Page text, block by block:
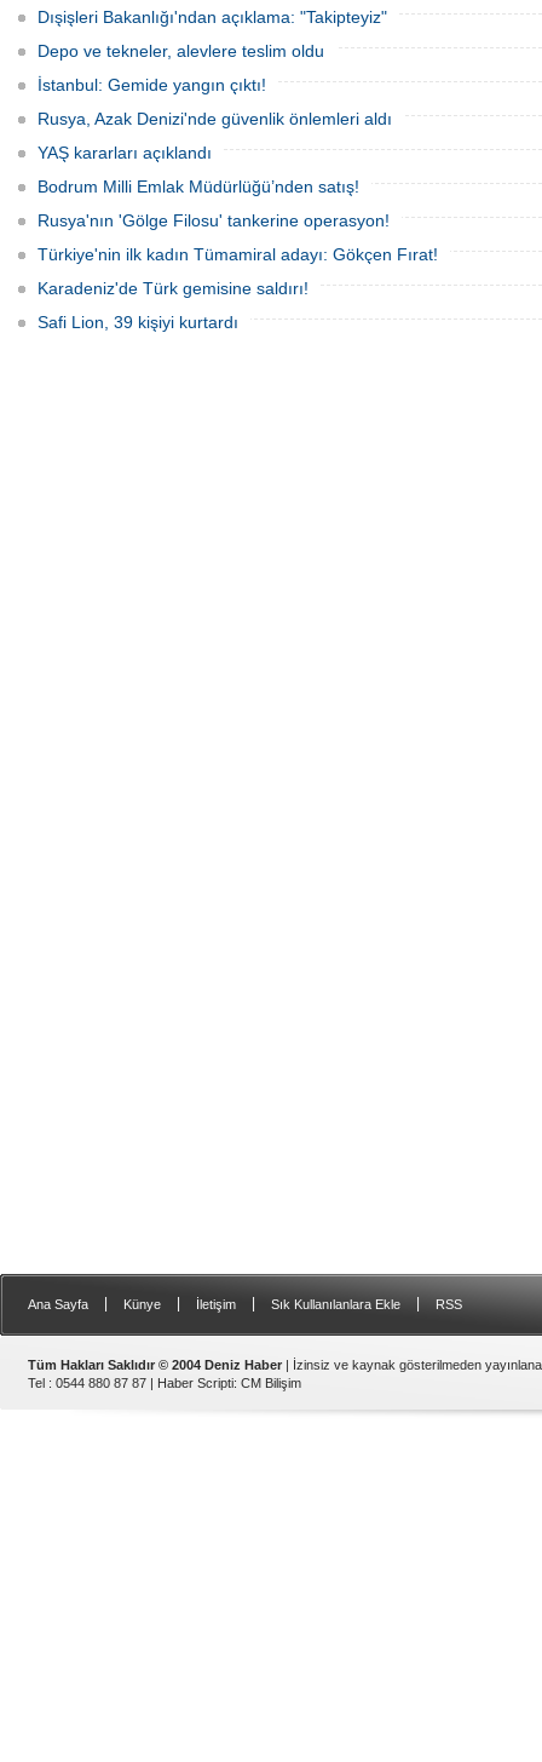
çaldı. Olay, güvenlik kameralarına
yansıdı, tekne sahiplerinin ihbarıyla
jandarma inceleme başlattı.
teknenin batmaması için bölgede
kurtarma çalışması başlatıldı.
Dışişleri Bakanlığı'ndan açıklama: "Takipteyiz"
Depo ve tekneler, alevlere teslim oldu
İstanbul: Gemide yangın çıktı!
Rusya, Azak Denizi'nde güvenlik önlemleri aldı
YAŞ kararları açıklandı
Bodrum Milli Emlak Müdürlüğü’nden satış!
Rusya'nın 'Gölge Filosu' tankerine operasyon!
Türkiye'nin ilk kadın Tümamiral adayı: Gökçen Fırat!
Karadeniz'de Türk gemisine saldırı!
Safi Lion, 39 kişiyi kurtardı
Ana Sayfa Künye İletişim Sık Kullanılanlara Ekle RSS
Tüm Hakları Saklıdır © 2004 Deniz Haber | İzinsiz ve kaynak gösterilmeden
Tel : 0544 880 87 87 | Haber Scripti: CM Bilişim